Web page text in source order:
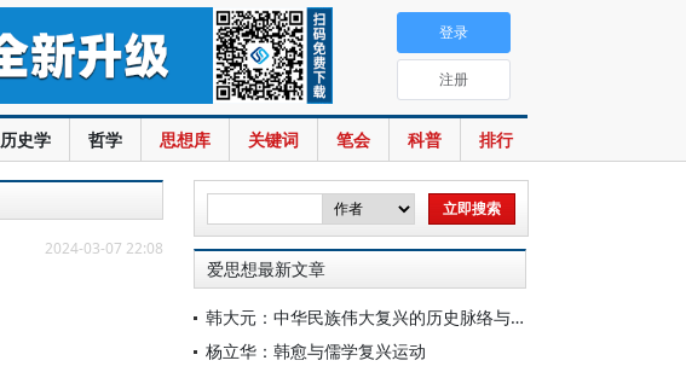
历史学 哲学 思想库 关键词 笔会 科普 排行
登录
注册
2024-03-07 22:08
爱思想最新文章
韩大元：中华民族伟大复兴的历史脉络与宪法内涵
杨立华：韩愈与儒学复兴运动